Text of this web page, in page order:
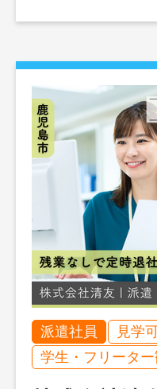
派遣社員 見学
学生・フリーター